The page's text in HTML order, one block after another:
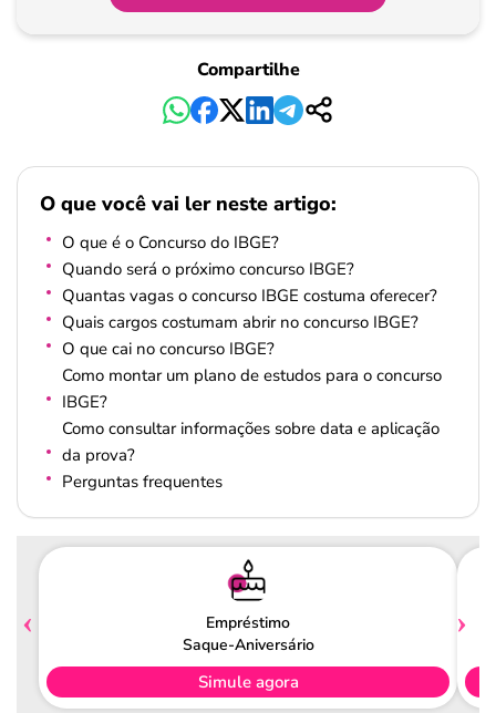
Compartilhe
O que você vai ler neste artigo:
O que é o Concurso do IBGE?
Quando será o próximo concurso IBGE?
Quantas vagas o concurso IBGE costuma oferecer?
Quais cargos costumam abrir no concurso IBGE?
O que cai no concurso IBGE?
Como montar um plano de estudos para o concurso
IBGE?
Como consultar informações sobre data e aplicação
da prova?
Perguntas frequentes
Empréstimo
Saque-Aniversário
Simule agora